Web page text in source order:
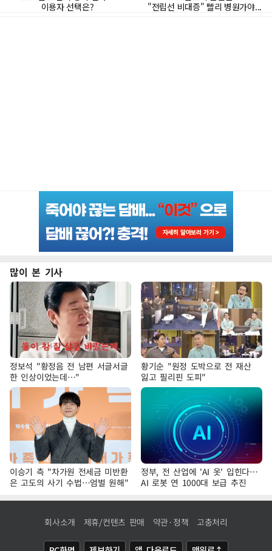
많이 본 기사
정보석 "황정음 전 남편 서글서글
한 인상이었는데…"
황기순 "원정 도박으로 전 재산
잃고 필리핀 도피"
이승기 측 "차가원 전세금 미반환
은 고도의 사기 수법…엄벌 원해"
정부, 전 산업에 'AI 옷' 입힌다…
AI 로봇 연 1000대 보급 추진
회사소개 제휴/컨텐츠 판매 약관·정책 고충처리